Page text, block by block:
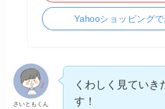
Yahooショッピング
さいともくん
くわしく見ていき
す！